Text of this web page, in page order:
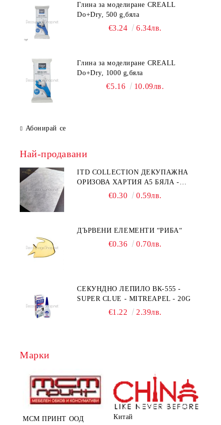
Глина за моделиране CREALL
Do+Dry, 500 g,бяла
€3.24 6.34лв.
Глина за моделиране CREALL
Do+Dry, 1000 g,бяла
€5.16 10.09лв.
Абонирай се
Най-продавани
ITD COLLECTION ДЕКУПАЖНА
ОРИЗОВА ХАРТИЯ А5 БЯЛА -
€0.30 0.59лв.
ДЪРВЕНИ ЕЛЕМЕНТИ “РИБА“
€0.36 0.70лв.
СЕКУНДНО ЛЕПИЛО ВК-555 -
SUPER CLUE - MITREAPEL - 20G
€1.22 2.39лв.
Марки
МСМ ПРИНТ ООД Китай